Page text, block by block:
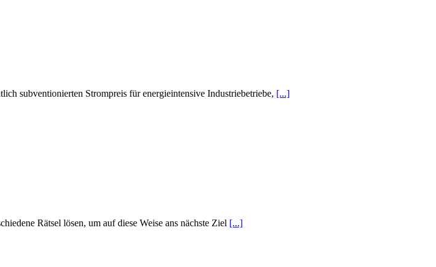
subventionierten Strompreis für energieintensive Industriebetriebe, [...]
Rätsel lösen, um auf diese Weise ans nächste Ziel [...]